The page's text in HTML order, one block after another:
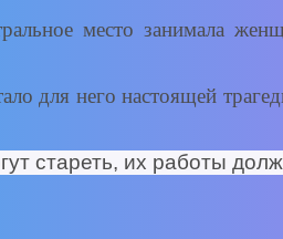
место занимала
для него настоящей
стареть, их работы